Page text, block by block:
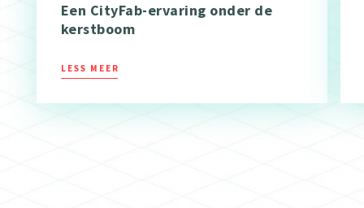
Een CityFab-ervaring onder de
kerstboom
LESS MEER